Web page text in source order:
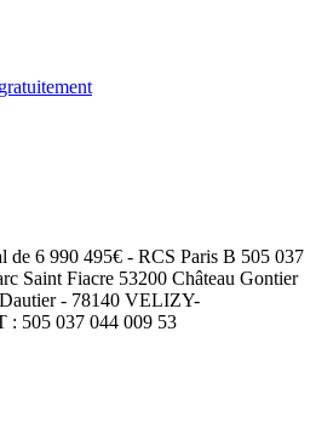
de 6 990 495€ - RCS Paris B 505 037
Saint Fiacre 53200 Château Gontier
- 78140 VELIZY-
505 037 044 009 53